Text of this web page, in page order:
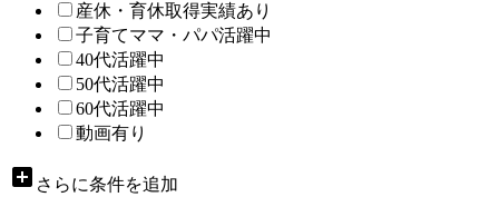
産休・育休取得実績あり
子育てママ・パパ活躍中
40代活躍中
50代活躍中
60代活躍中
動画有り
add_box さらに条件を追加